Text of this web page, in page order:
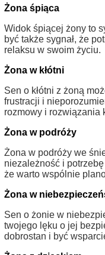
Żona śpiąca
Widok śpiącej żony to
być także sygnał, że
relaksu w swoim życiu.
Żona w kłótni
Sen o kłótni z żoną
frustracji i
rozmowy i rozwiązania
Żona w podróży
Żona w podróży we
niezależność i
że warto wspólnie
Żona w
Sen o żonie w
twojego lęku o jej
dobrostan i być